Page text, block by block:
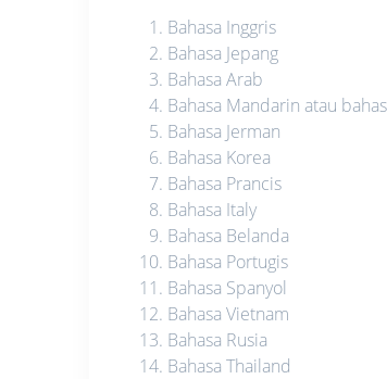
Bahasa Inggris
Bahasa Jepang
Bahasa Arab
Bahasa Mandarin atau
Bahasa Jerman
Bahasa Korea
Bahasa Prancis
Bahasa Italy
Bahasa Belanda
Bahasa Portugis
Bahasa Spanyol
Bahasa Vietnam
Bahasa Rusia
Bahasa Thailand